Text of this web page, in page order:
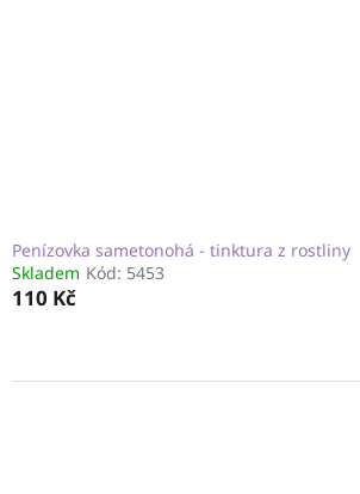
Penízovka sametonohá - tinktura z rostliny
Skladem Kód: 5453
110 Kč